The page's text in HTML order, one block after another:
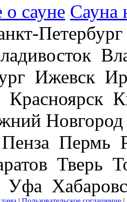
сауне Сауна
Ижевск
Красноярск
Пермь
Тверь
Уфа